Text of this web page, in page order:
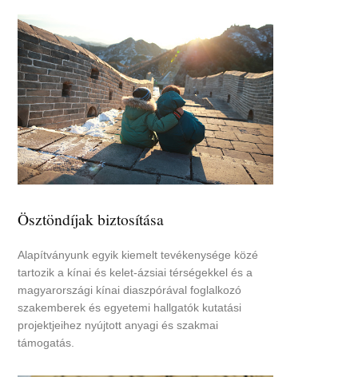
Ösztöndíjak biztosítása
Alapítványunk egyik kiemelt tevékenysége közé
tartozik a kínai és kelet-ázsiai térségekkel és a
magyarországi kínai diaszpórával foglalkozó
szakemberek és egyetemi hallgatók kutatási
projektjeihez nyújtott anyagi és szakmai
támogatás.